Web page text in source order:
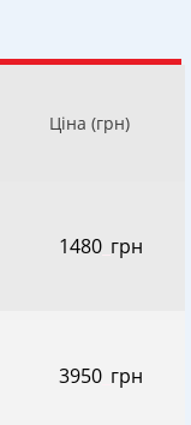
Ціна (грн)
1480 грн
3950 грн